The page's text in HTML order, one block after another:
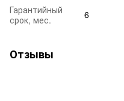
Гарантийный
срок, мес.
6
Отзывы